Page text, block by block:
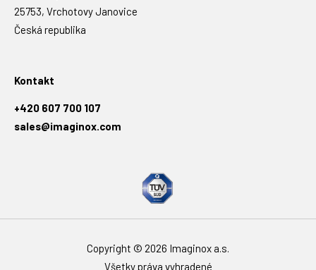
25753, Vrchotovy Janovice
Česká republika
Kontakt
+420 607 700 107
sales@imaginox.com
Copyright © 2026 Imaginox a.s.
Všetky práva vyhradené